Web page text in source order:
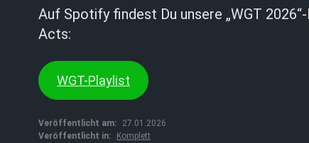
Auf Spotify findest Du unsere „WGT
Acts:
WGT-Playlist
Veröffentlicht am:
27.01.2026
Veröffentlicht in:
Komplett